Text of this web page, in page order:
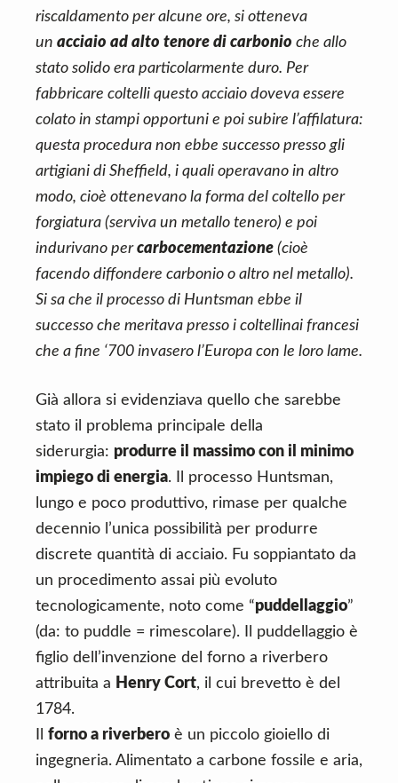
riscaldamento per alcune ore, si otteneva
un acciaio ad alto tenore di carbonio che allo
stato solido era particolarmente duro. Per
fabbricare coltelli questo acciaio doveva essere
colato in stampi opportuni e poi subire l’affilatura:
questa procedura non ebbe successo presso gli
artigiani di Sheffield, i quali operavano in altro
modo, cioè ottenevano la forma del coltello per
forgiatura (serviva un metallo tenero) e poi
indurivano percarbocementazione (cioè
facendo diffondere carbonio o altro nel metallo).
Si sa che il processo di Huntsman ebbe il
successo che meritava presso i coltellinai francesi
che a fine ‘700 invasero l’Europa con le loro lame.
Già allora si evidenziava quello che sarebbe
stato il problema principale della
siderurgia: produrre il massimo con il minimo
impiego di energia. Il processo Huntsman,
lungo e poco produttivo, rimase per qualche
decennio l’unica possibilità per produrre
discrete quantità di acciaio. Fu soppiantato da
un procedimento assai più evoluto
tecnologicamente, noto come “puddellaggio”
(da: to puddle = rimescolare). Il puddellaggio è
figlio dell’invenzione del forno a riverbero
attribuita a Henry Cort, il cui brevetto è del
1784.
forno a riverbero è un piccolo gioiello di
ingegneria. Alimentato a carbone fossile e aria,